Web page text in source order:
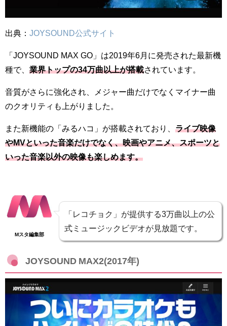
出典： JOYSOUND公式サイト
「JOYSOUND MAX GO」は2019年6月に発売された最新機
種で、 業界トップの34万曲以上が搭載されています。
音質がさらに強化され、メジャー曲だけでなくマイナー曲
のクオリティも上がりました。
また新機能の「みるハコ」が搭載されており、 ライブ映像
やMVといった音楽だけでなく、映画やアニメ、スポーツと
いった音楽以外の映像も楽しめます。
Mスタ編集部
「レコチョク」が提供する3万曲以上の公
式ミュージックビデオが見放題です。
JOYSOUND MAX2(2017年)